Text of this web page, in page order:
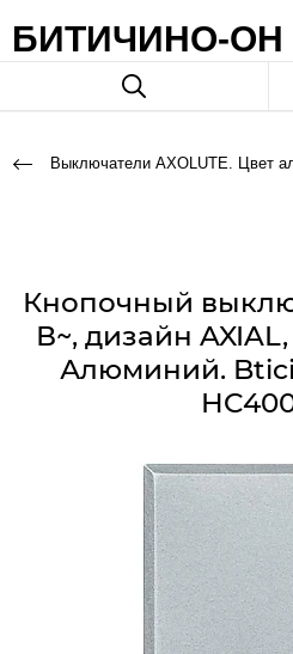
БИТИЧИНО-ОН
Выключатели AXOLUTE. Цвет
Кнопочный
В~, дизайн
Алюминий.